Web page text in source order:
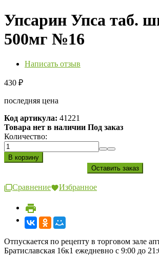
Упсарин Упса таб.
500мг №16
Написать отзыв
430 ₽
последняя цена
Код артикула: 41221
Товара нет в наличии Под заказ
Количество:
Сравнение Избранное
Отпускается по рецепту в торговом зале
Братиславская 16к1 ежедневно с 9:00 до